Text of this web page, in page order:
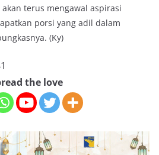
terus mengawal aspirasi
porsi yang adil dalam
(Ky)
the love